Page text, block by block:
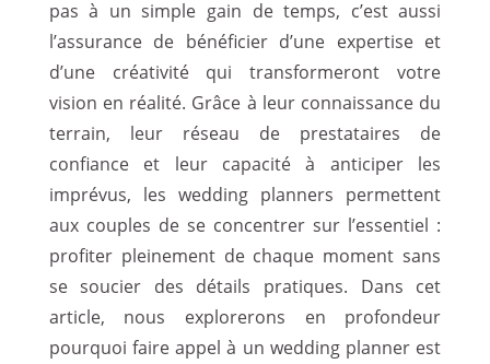
pas à un simple gain de temps, c’est aussi
l’assurance de bénéficier d’une expertise et
d’une créativité qui transformeront votre
vision en réalité. Grâce à leur connaissance du
terrain, leur réseau de prestataires de
confiance et leur capacité à anticiper les
imprévus, les wedding planners permettent
aux couples de se concentrer sur l’essentiel :
profiter pleinement de chaque moment sans
se soucier des détails pratiques. Dans cet
article, nous explorerons en profondeur
pourquoi faire appel à un wedding planner est